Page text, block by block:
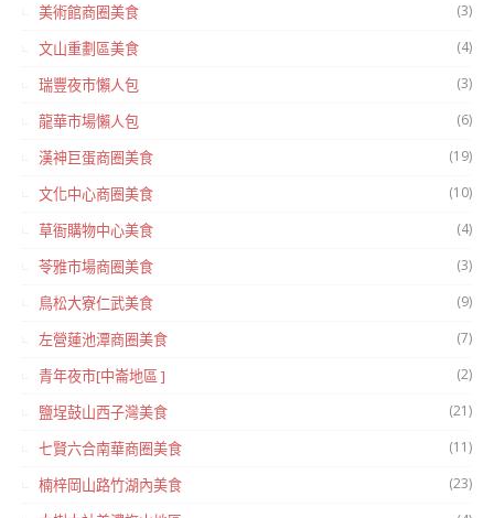
美術館商圈美食 (3)
文山重劃區美食 (4)
瑞豐夜市懶人包 (3)
龍華市場懶人包 (6)
漢神巨蛋商圈美食 (19)
文化中心商圈美食 (10)
草衙購物中心美食 (4)
苓雅市場商圈美食 (3)
鳥松大寮仁武美食 (9)
左營蓮池潭商圈美食 (7)
青年夜市[中崙地區 ] (2)
鹽埕鼓山西子灣美食 (21)
七賢六合南華商圈美食 (11)
楠梓岡山路竹湖內美食 (23)